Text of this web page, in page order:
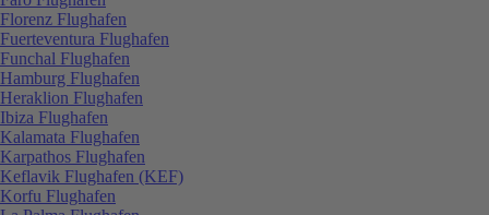
Florenz Flughafen
Fuerteventura Flughafen
Funchal Flughafen
Hamburg Flughafen
Heraklion Flughafen
Ibiza Flughafen
Kalamata Flughafen
Karpathos Flughafen
Keflavik Flughafen (KEF)
Korfu Flughafen